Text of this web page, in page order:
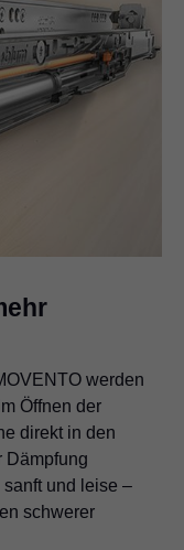
werden
Öffnen der
direkt in den
Dämpfung
und leise –
schwerer